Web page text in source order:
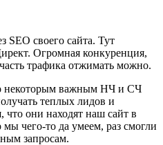
SEO своего сайта. Тут
Огромная конкуренция,
трафика отжимать можно.
некоторым важным НЧ и СЧ
теплых лидов и
что они находят наш сайт в
чего-то да умеем, раз смогли
запросам.